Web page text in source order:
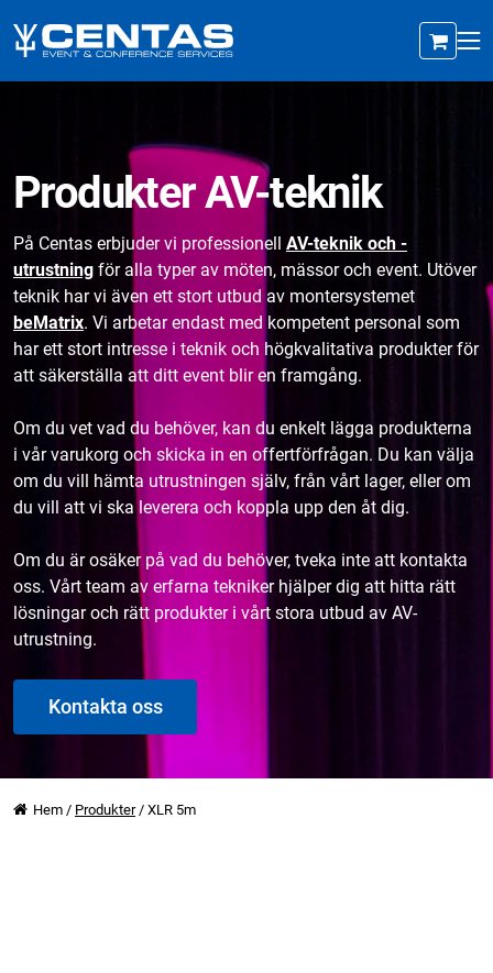
Produkter AV-teknik
På Centas erbjuder vi professionell AV-teknik och -
utrustning för alla typer av möten, mässor och event. Utöver
teknik har vi även ett stort utbud av montersystemet
beMatrix. Vi arbetar endast med kompetent personal som
har ett stort intresse i teknik och högkvalitativa produkter för
att säkerställa att ditt event blir en framgång.
Om du vet vad du behöver, kan du enkelt lägga produkterna
i vår varukorg och skicka in en offertförfrågan. Du kan välja
om du vill hämta utrustningen själv, från vårt lager, eller om
du vill att vi ska leverera och koppla upp den åt dig.
Om du är osäker på vad du behöver, tveka inte att kontakta
oss. Vårt team av erfarna tekniker hjälper dig att hitta rätt
lösningar och rätt produkter i vårt stora utbud av AV-
utrustning.
Kontakta oss
Hem / Produkter/ XLR 5m